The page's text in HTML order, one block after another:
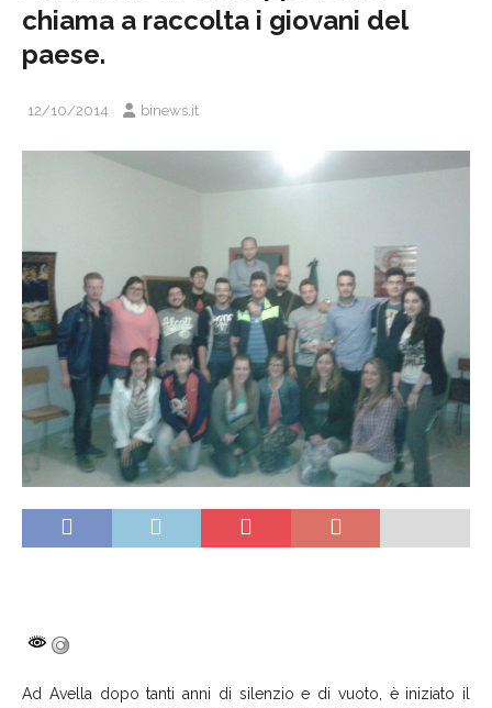
chiama a raccolta i giovani del
paese.
12/10/2014 binews.it
Ad Avella dopo tanti anni di silenzio e di vuoto, è iniziato il